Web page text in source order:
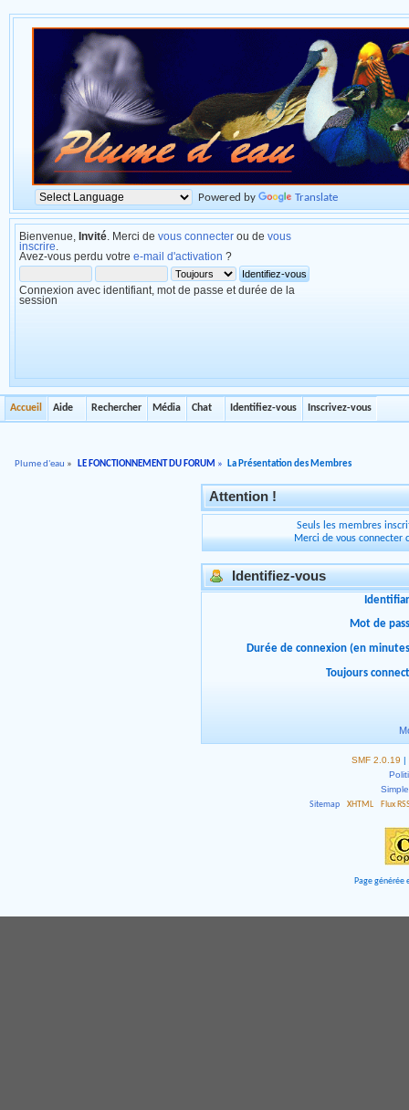
Powered by Translate
Bienvenue, Invité . Merci de vous connecter ou de vous
inscrire
Avez-vous perdu votre e-mail d'activation ?
Connexion avec identifiant, mot de passe et durée de la
session
Accueil Aide Rechercher Média Chat Identifiez-vous Inscrivez-vous
Plume d'eau » LE FONCTIONNEMENT DU FORUM » La Présentation des Membres
Attention !
Seuls les membres
Merci de vous connecter
Identifiez-vous
Mot de
Durée de connexion (en
Toujours
SMF 2.0.19 |
Sitemap
XHTML Flux
Page générée